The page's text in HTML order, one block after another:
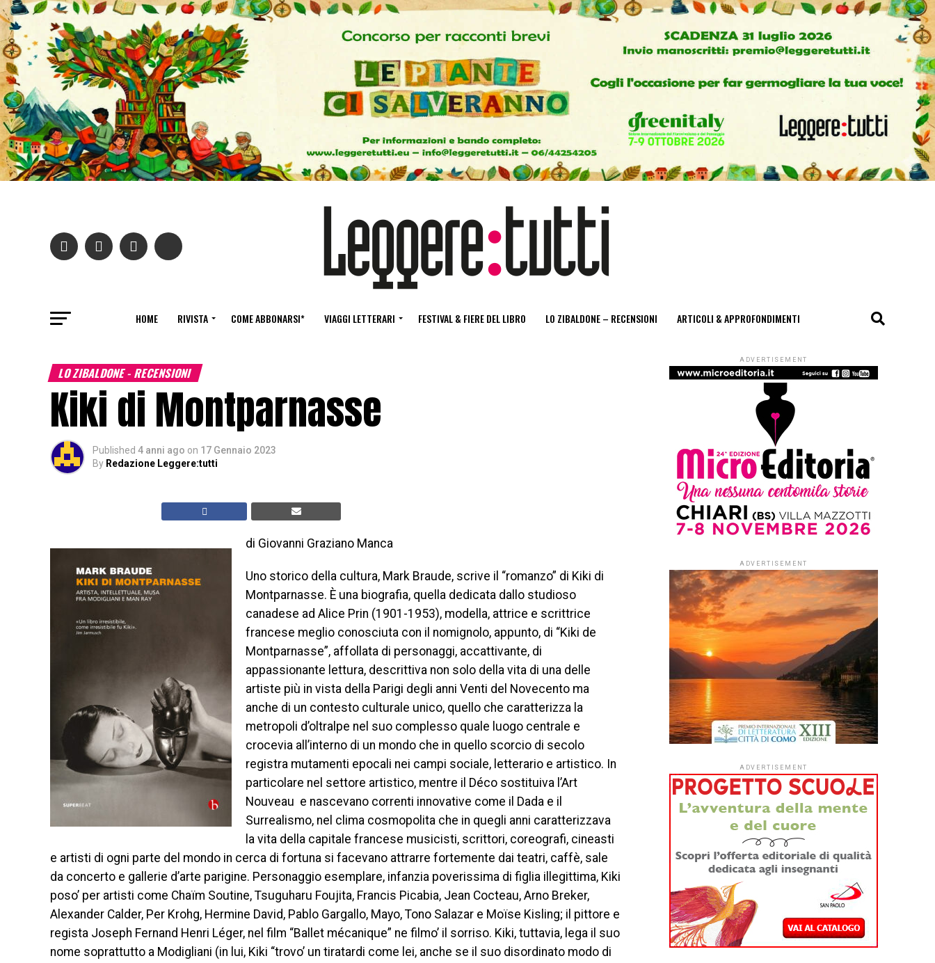
HOME RIVISTA COME ABBONARSI* VIAGGI LETTERARI FESTIVAL & FIERE DEL LIBRO LO ZIBALDONE – RECENSIONI ARTICOLI & APPROFONDIMENTI
LO ZIBALDONE - RECENSIONI
Kiki di Montparnasse
Published 4 anni ago on 17 Gennaio 2023
By Redazione Leggere:tutti
di Giovanni Graziano Manca
Uno storico della cultura, Mark Braude, scrive il “romanzo” di Kiki di
Montparnasse. È una biografia, quella dedicata dallo studioso
canadese ad Alice Prin (1901-1953), modella, attrice e scrittrice
francese meglio conosciuta con il nomignolo, appunto, di “Kiki de
Montparnasse”, affollata di personaggi, accattivante, di
appassionante lettura, descrittiva non solo della vita di una delle
artiste più in vista della Parigi degli anni Venti del Novecento ma
anche di un contesto culturale unico, quello che caratterizza la
metropoli d’oltralpe nel suo complesso quale luogo centrale e
crocevia all’interno di un mondo che in quello scorcio di secolo
registra mutamenti epocali nei campi sociale, letterario e artistico. In
particolare nel settore artistico, mentre il Déco sostituiva l’Art
Nouveau e nascevano correnti innovative come il Dada e il
Surrealismo, nel clima cosmopolita che in quegli anni caratterizzava
la vita della capitale francese musicisti, scrittori, coreografi, cineasti
e artisti di ogni parte del mondo in cerca di fortuna si facevano attrarre fortemente dai teatri, caffè, sale
da concerto e gallerie d’arte parigine. Personaggio esemplare, infanzia poverissima di figlia illegittima, Kiki
poso’ per artisti come Chaïm Soutine, Tsuguharu Foujita, Francis Picabia, Jean Cocteau, Arno Breker,
Alexander Calder, Per Krohg, Hermine David, Pablo Gargallo, Mayo, Tono Salazar e Moïse Kisling; il pittore e
regista Joseph Fernand Henri Léger, nel film “Ballet mécanique” ne filmo’ il sorriso. Kiki, tuttavia, lega il suo
nome soprattutto a Modigliani (in lui, Kiki “trovo’ un tiratardi come lei, anche se il suo disordinato modo di
ADVERTISEMENT
ADVERTISEMENT
ADVERTISEMENT